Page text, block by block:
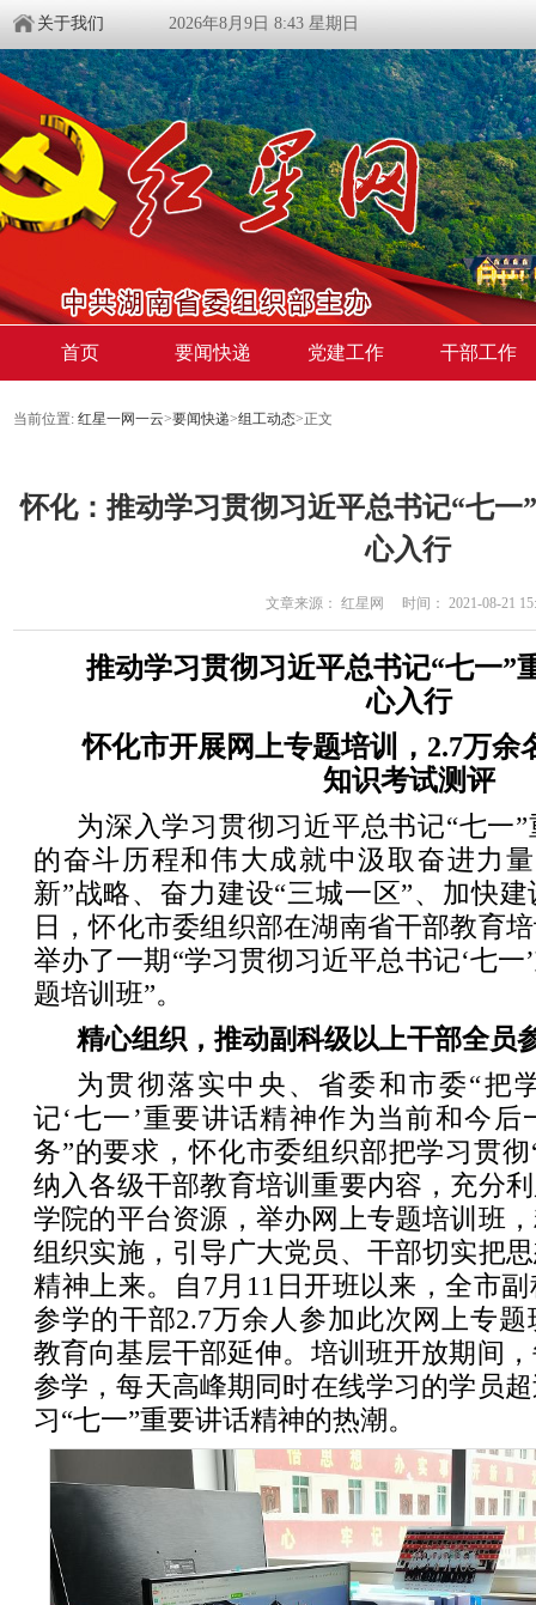
关于我们 2026年8月9日 8:43 星期日
首页 要闻快递 党建工作 干部工作
当前位置: 红星一网一云>要闻快递>组工动态>正文
怀化：推动学习贯彻习近平总书记“七一
心入行
文章来源： 红星网 时间： 2021-08-21
推动学习贯彻习近平总书记“七一”
心入行
怀化市开展网上专题培训，2.7万余
知识考试测评
为深入学习贯彻习近平总书记“七一
的奋斗历程和伟大成就中汲取奋进力
新”战略、奋力建设“三城一区”、加快
日，怀化市委组织部在湖南省干部教育
举办了一期“学习贯彻习近平总书记‘七
题培训班”。
精心组织，推动副科级以上干部全员
为贯彻落实中央、省委和市委“把
记‘七一’重要讲话精神作为当前和今
务”的要求，怀化市委组织部把学习贯
纳入各级干部教育培训重要内容，充分
学院的平台资源，举办网上专题培训班
组织实施，引导广大党员、干部切实把
精神上来。自7月11日开班以来，全市
参学的干部2.7万余人参加此次网上专
教育向基层干部延伸。培训班开放期间
参学，每天高峰期同时在线学习的学员
习“七一”重要讲话精神的热潮。